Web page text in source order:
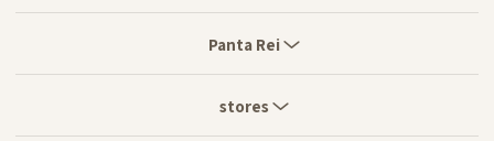
Rei
Panta Rei
stores